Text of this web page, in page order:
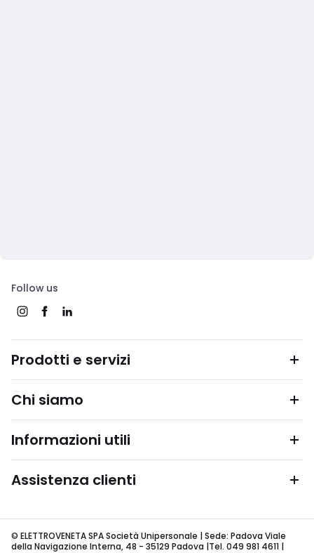
Follow us
Prodotti e servizi
Chi siamo
Informazioni utili
Assistenza clienti
© ELETTROVENETA SPA Società Unipersonale | Sede: Padova Viale
della Navigazione Interna, 48 - 35129 Padova |Tel. 049 981 4611 |